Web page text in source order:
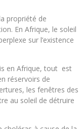
propriété de
En Afrique, le soleil
sur l’existence
en Afrique, tout est
réservoirs de
les fenêtres des
au soleil de détruire